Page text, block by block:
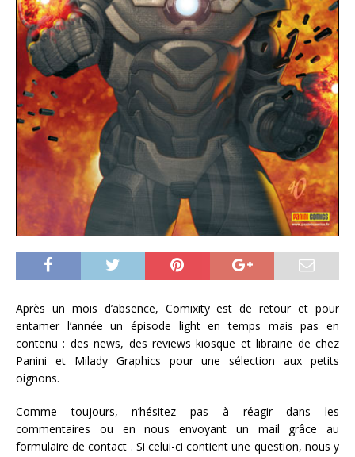
Après un mois d’absence, Comixity est de retour et pour
entamer l’année un épisode light en temps mais pas en
contenu : des news, des reviews kiosque et librairie de chez
Panini et Milady Graphics pour une sélection aux petits
oignons.
Comme toujours, n’hésitez pas à réagir dans les
commentaires ou en nous envoyant un mail grâce au
formulaire de contact . Si celui-ci contient une question, nous y